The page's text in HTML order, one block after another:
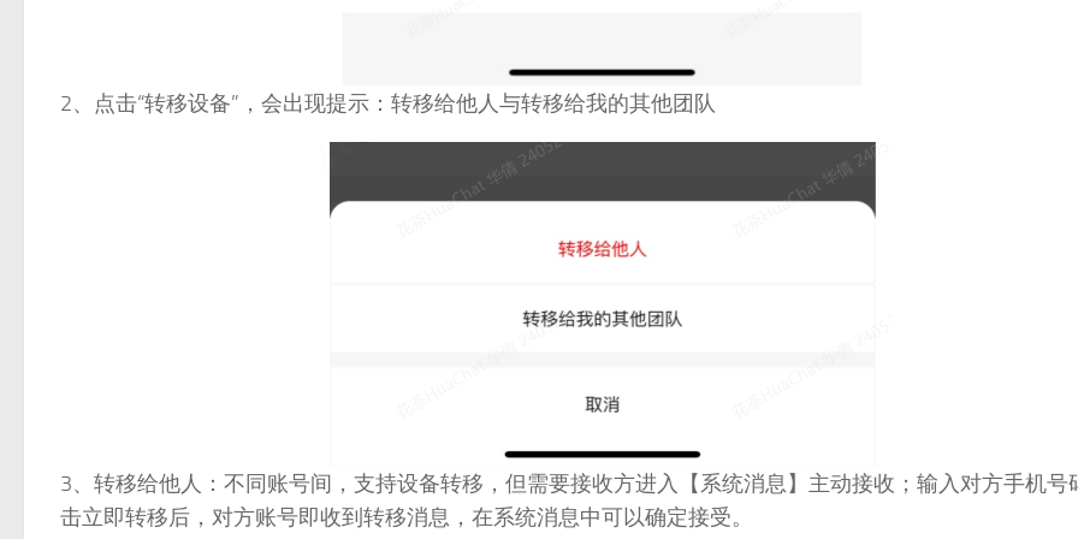
2、点击“转移设备”，会出现提示：转移给他人与转移给我的其他团队
3、转移给他人：不同账号间，支持设备转移，但需要接收方进入【系统消息】主动接收；输入对方手机号
击立即转移后，对方账号即收到转移消息，在系统消息中可以确定接受。